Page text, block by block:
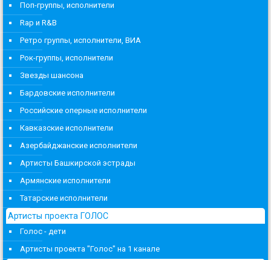
Поп-группы, исполнители
Rap и R&B
Ретро группы, исполнители, ВИА
Рок-группы, исполнители
Звезды шансона
Бардовские исполнители
Российские оперные исполнители
Кавказские исполнители
Азербайджанские исполнители
Артисты Башкирской эстрады
Армянские исполнители
Татарские исполнители
Артисты проекта ГОЛОС
Голос - дети
Артисты проекта "Голос" на 1 канале